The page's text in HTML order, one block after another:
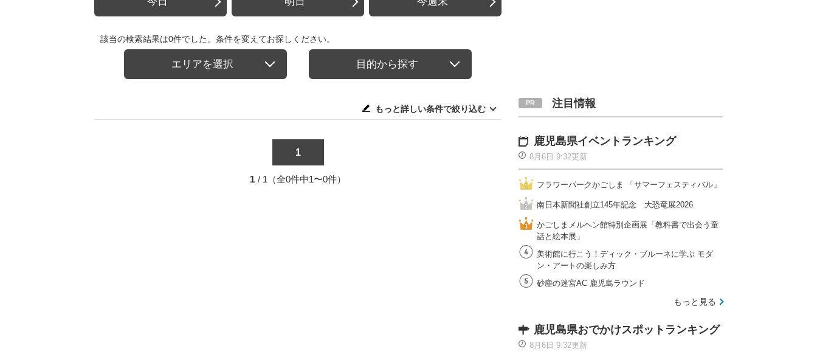
該当の検索結果は0件でした。条件を変えてお探しください。
エリアを選択 目的から探す
もっと詳しい条件で絞り込む
1
1 / 1（全0件中1〜0件）
注目情報
鹿児島県イベントランキング
8月6日 9:32更新
フラワーパークかごしま 「サマーフェスティバル」
南日本新聞社創立145年記念 大恐竜展2026
かごしまメルヘン館特別企画展「教科書で出会う童
話と絵本展」
美術館に行こう！ディック・ブルーネに学ぶ モダ
ン・アートの楽しみ方
砂塵の迷宮AC 鹿児島ラウンド
もっと見る
鹿児島県おでかけスポットランキング
8月6日 9:32更新